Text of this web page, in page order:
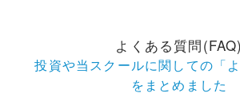
よくある質問(FAQ)
投資や当スクールに関しての「
をまとめました